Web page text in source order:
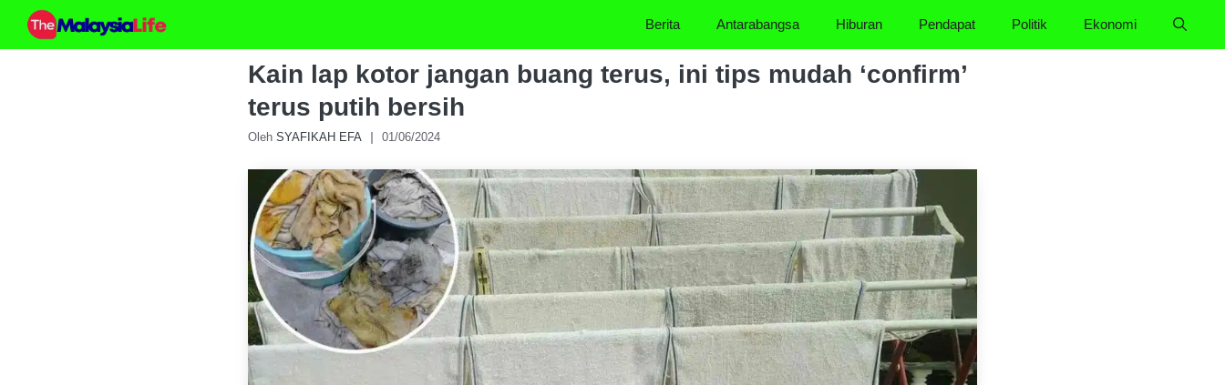
Skip
Berita Antarabangsa Hiburan Pendapat Politik Ekonomi
Kain lap kotor jangan buang terus, ini tips mudah ‘confirm’
terus putih bersih
Oleh SYAFIKAH EFA 01/06/2024